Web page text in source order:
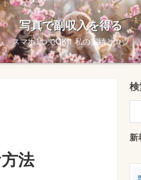
写真で副収入を得る
スマホ1つでOK！私の実績とコツ
法
新